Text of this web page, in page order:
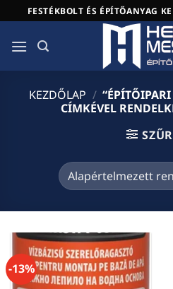
to
content
FESTÉKBOLT ÉS ÉPÍTŐANYAG
KEZDŐLAP /
CÍMKÉVEL
-13%